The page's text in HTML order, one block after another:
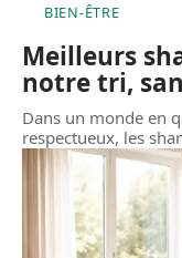
BIEN-ÊTRE
Meilleurs
notre tri,
Dans un monde en
respectueux, les